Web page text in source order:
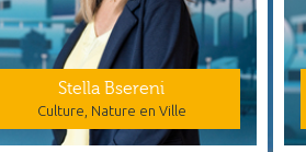
Stella Bsereni
Culture, Nature en Ville